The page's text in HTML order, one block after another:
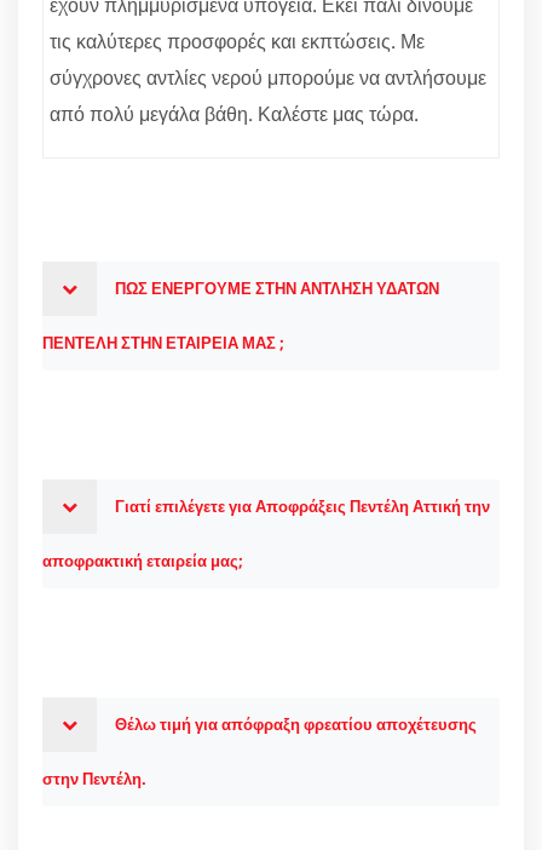
τις καλύτερες προσφορές και εκπτώσεις. Με
σύγχρονες αντλίες νερού μπορούμε να αντλήσουμε
από πολύ μεγάλα βάθη. Καλέστε μας τώρα.
ΠΩΣ ΕΝΕΡΓΟΥΜΕ ΣΤΗΝ ΑΝΤΛΗΣΗ ΥΔΑΤΩΝ
ΠΕΝΤΕΛΗ ΣΤΗΝ ΕΤΑΙΡΕΙΑ ΜΑΣ ;
Γιατί επιλέγετε για Αποφράξεις Πεντέλη Αττική την
αποφρακτική εταιρεία μας;
Θέλω τιμή για απόφραξη φρεατίου αποχέτευσης
στην Πεντέλη.